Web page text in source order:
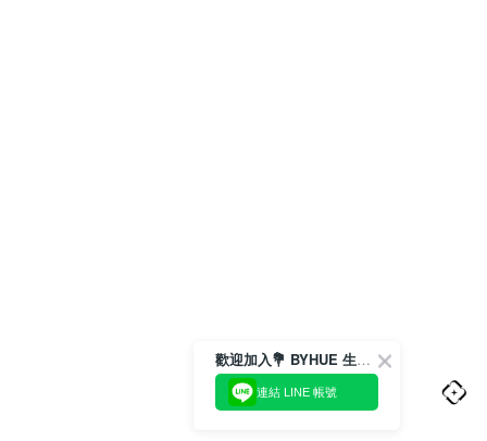
歡迎加入💐 BYHUE 生活圈
連結 LINE 帳號